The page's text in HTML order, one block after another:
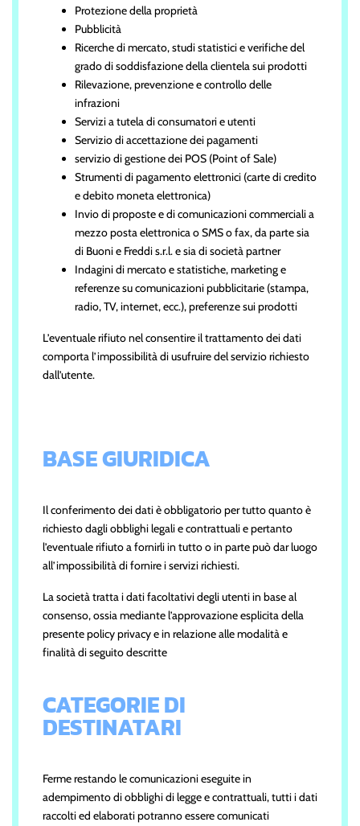
Protezione della proprietà
Pubblicità
Ricerche di mercato, studi statistici e verifiche del
grado di soddisfazione della clientela sui prodotti
Rilevazione, prevenzione e controllo delle
infrazioni
Servizi a tutela di consumatori e utenti
Servizio di accettazione dei pagamenti
servizio di gestione dei POS (Point of Sale)
Strumenti di pagamento elettronici (carte di credito
e debito moneta elettronica)
Invio di proposte e di comunicazioni commerciali a
mezzo posta elettronica o SMS o fax, da parte sia
di Buoni e Freddi s.r.l. e sia di società partner
Indagini di mercato e statistiche, marketing e
referenze su comunicazioni pubblicitarie (stampa,
radio, TV, internet, ecc.), preferenze sui prodotti
L’eventuale rifiuto nel consentire il trattamento dei dati
comporta l’impossibilità di usufruire del servizio richiesto
dall’utente.
BASE GIURIDICA
Il conferimento dei dati è obbligatorio per tutto quanto è
richiesto dagli obblighi legali e contrattuali e pertanto
l’eventuale rifiuto a fornirli in tutto o in parte può dar luogo
all’impossibilità di fornire i servizi richiesti.
La società tratta i dati facoltativi degli utenti in base al
consenso, ossia mediante l’approvazione esplicita della
presente policy privacy e in relazione alle modalità e
finalità di seguito descritte
CATEGORIE DI
DESTINATARI
Ferme restando le comunicazioni eseguite in
adempimento di obblighi di legge e contrattuali, tutti i dati
raccolti ed elaborati potranno essere comunicati